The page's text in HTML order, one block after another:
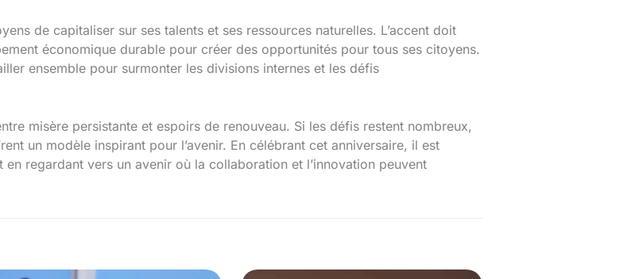
de capitaliser sur ses talents et ses ressources naturelles. L’accent doit
économique durable pour créer des opportunités pour tous ses citoyens.
ensemble pour surmonter les divisions internes et les défis
misère persistante et espoirs de renouveau. Si les défis restent nombreux,
un modèle inspirant pour l’avenir. En célébrant cet anniversaire, il est
regardant vers un avenir où la collaboration et l’innovation peuvent